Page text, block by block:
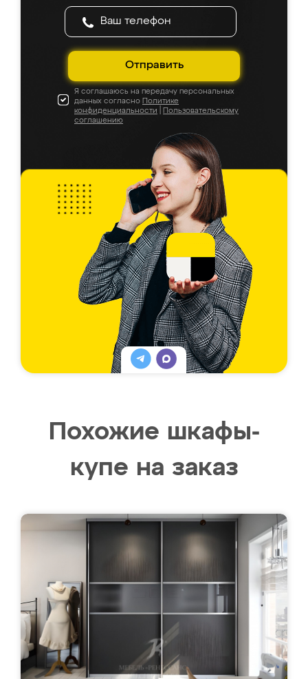
Отправить
Я соглашаюсь на передачу персональных
данных согласно Политике
конфиденциальности
Пользовательскому
соглашению
Похожие шкафы-
купе на заказ